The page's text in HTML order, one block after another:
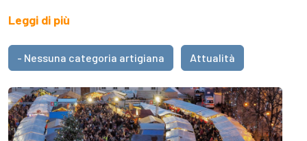
Leggi di più
- Nessuna categoria artigiana Attualità